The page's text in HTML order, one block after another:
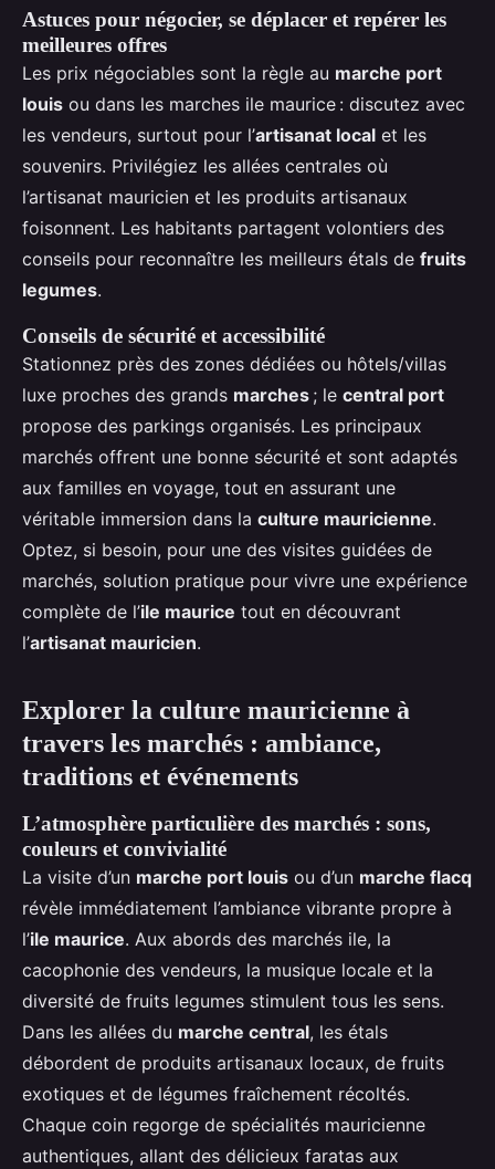
Astuces pour négocier, se déplacer et repérer les
meilleures offres
Les prix négociables sont la règle au marche port
louis ou dans les marches ile maurice : discutez avec
les vendeurs, surtout pour l’artisanat local et les
souvenirs. Privilégiez les allées centrales où
l’artisanat mauricien et les produits artisanaux
foisonnent. Les habitants partagent volontiers des
conseils pour reconnaître les meilleurs étals de fruits
legumes.
Conseils de sécurité et accessibilité
Stationnez près des zones dédiées ou hôtels/villas
luxe proches des grands marches ; le central port
propose des parkings organisés. Les principaux
marchés offrent une bonne sécurité et sont adaptés
aux familles en voyage, tout en assurant une
véritable immersion dans la culture mauricienne.
Optez, si besoin, pour une des visites guidées de
marchés, solution pratique pour vivre une expérience
complète de l’ile maurice tout en découvrant
l’artisanat mauricien.
Explorer la culture mauricienne à
travers les marchés : ambiance,
traditions et événements
L’atmosphère particulière des marchés : sons,
couleurs et convivialité
La visite d’un marche port louis ou d’un marche flacq
révèle immédiatement l’ambiance vibrante propre à
l’ile maurice. Aux abords des marchés ile, la
cacophonie des vendeurs, la musique locale et la
diversité de fruits legumes stimulent tous les sens.
Dans les allées du marche central, les étals
débordent de produits artisanaux locaux, de fruits
exotiques et de légumes fraîchement récoltés.
Chaque coin regorge de spécialités mauricienne
authentiques, allant des délicieux faratas aux